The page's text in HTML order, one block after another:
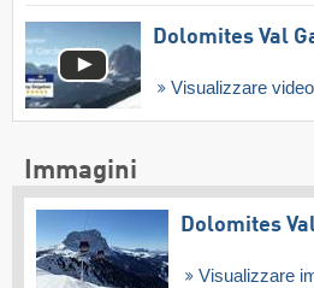
Dolomites Val
Visualizzare video
Immagini
Dolomites
Visualizzare